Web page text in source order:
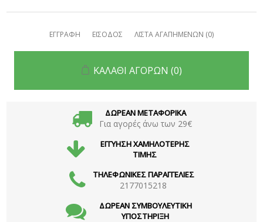
ΕΓΓΡΑΦΗ ΕΙΣΟΔΟΣ ΛΙΣΤΑ ΑΓΑΠΗΜΕΝΩΝ (0)
ΚΑΛΑΘΙ ΑΓΟΡΩΝ (0)
ΔΩΡΕΑΝ ΜΕΤΑΦΟΡΙΚΑ
Για αγορές άνω των 29€
ΕΓΓΥΗΣΗ ΧΑΜΗΛΟΤΕΡΗΣ
ΤΙΜΗΣ
ΤΗΛΕΦΩΝΙΚΕΣ ΠΑΡΑΓΓΕΛΙΕΣ
2177015218
ΔΩΡΕΑΝ ΣΥΜΒΟΥΛΕΥΤΙΚΗ
ΥΠΟΣΤΗΡΙΞΗ